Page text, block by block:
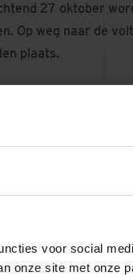
voor social
onze site met onze
27 oktober
Op weg naar de
plaats.
11 km lange
in
door het Lage
van BESIX,